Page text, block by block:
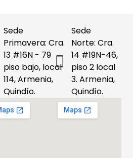
Sede
Primavera: Cra.
13 #16N - 79
piso bajo, local
114, Armenia,
Quindío.
Sede
Norte: Cra.
14 #19N-46,
piso 2 local
3. Armenia,
Quindío.